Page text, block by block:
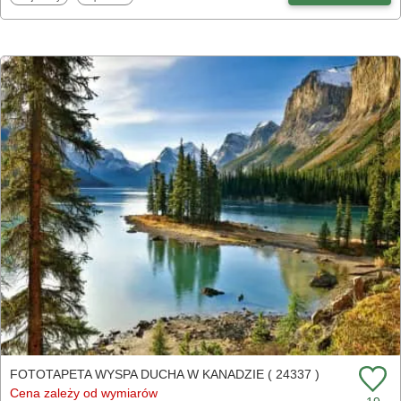
FOTOTAPETA WYSPA DUCHA W KANADZIE ( 24337 )
Cena zależy od wymiarów